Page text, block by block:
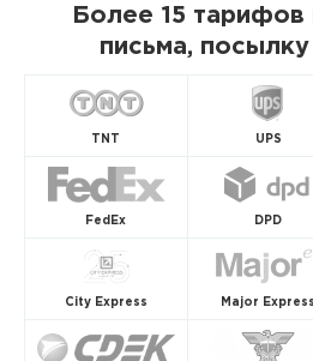
Более 15 тарифов
письма, посылку
TNT UPS
FedEx DPD
City Express Major Express